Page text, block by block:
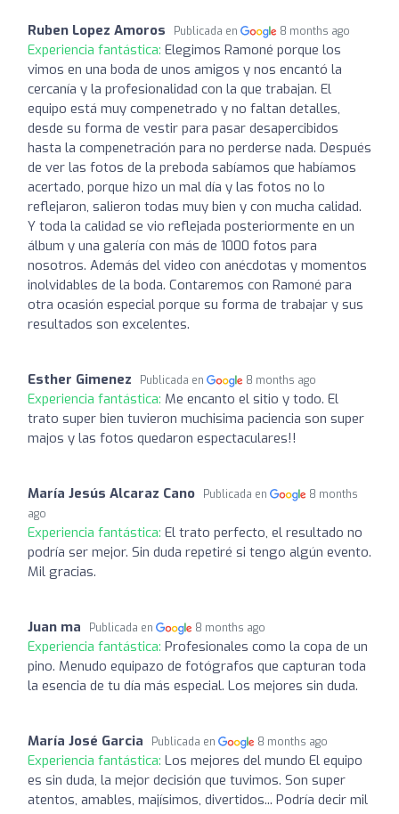
Ruben Lopez Amoros Publicada en 8 months ago
Experiencia fantástica: Elegimos Ramoné porque los
vimos en una boda de unos amigos y nos encantó la
cercanía y la profesionalidad con la que trabajan. El
equipo está muy compenetrado y no faltan detalles,
desde su forma de vestir para pasar desapercibidos
hasta la compenetración para no perderse nada. Después
de ver las fotos de la preboda sabíamos que habíamos
acertado, porque hizo un mal día y las fotos no lo
reflejaron, salieron todas muy bien y con mucha calidad.
Y toda la calidad se vio reflejada posteriormente en un
álbum y una galería con más de 1000 fotos para
nosotros. Además del video con anécdotas y momentos
inolvidables de la boda. Contaremos con Ramoné para
otra ocasión especial porque su forma de trabajar y sus
resultados son excelentes.
Esther Gimenez Publicada en 8 months ago
Experiencia fantástica: Me encanto el sitio y todo. El
trato super bien tuvieron muchisima paciencia son super
majos y las fotos quedaron espectaculares!!
María Jesús Alcaraz Cano Publicada en
8 months
ago
Experiencia fantástica: El trato perfecto, el resultado no
podría ser mejor. Sin duda repetiré si tengo algún evento.
Mil gracias.
Juan ma Publicada en 8 months ago
Experiencia fantástica: Profesionales como la copa de un
pino. Menudo equipazo de fotógrafos que capturan toda
la esencia de tu día más especial. Los mejores sin duda.
María José Garcia Publicada en 8 months ago
Experiencia fantástica: Los mejores del mundo El equipo
es sin duda, la mejor decisión que tuvimos. Son super
atentos, amables, majísimos, divertidos... Podría decir mil